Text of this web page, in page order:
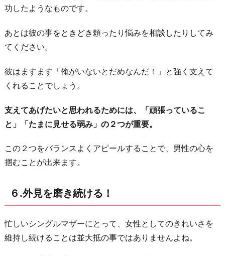
功したようなものです。
あとは彼の事をときどき頼ったり悩みを相談したりしてみ
てください。
彼はますます「俺がいないとだめなんだ！」と強く支えて
くれることでしょう。
支えてあげたいと思われるためには、「頑張っているこ
と」「たまに見せる弱み」の２つが重要。
この２つをバランスよくアピールすることで、男性の心を
掴むことが出来ます。
６.外見を磨き続ける！
忙しいシングルマザーにとって、女性としてのきれいさを
維持し続けることは並大抵の事ではありませんよね。